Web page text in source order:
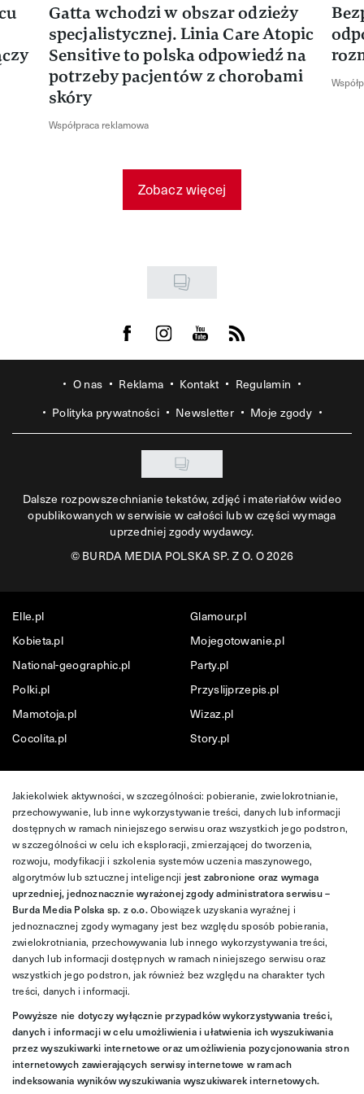
Gatta wchodzi w obszar odzieży
specjalistycznej. Linia Care Atopic
Sensitive to polska odpowiedź na
potrzeby pacjentów z chorobami
skóry
Współpraca reklamowa
Zobacz więcej
Visit us on Facebook
Visit us on Instagram
Visit us on Youtube
Visit us on Rss
O nas Reklama Kontakt
Regulamin
Polityka prywatności
Newsletter Moje zgody
Dalsze rozpowszechnianie tekstów, zdjęć i materiałów wideo
opublikowanych w serwisie w całości lub w części wymaga
uprzedniej zgody wydawcy.
©BURDA MEDIA POLSKA SP. Z O. O 2026
Elle.pl
Glamour.pl
Kobieta.pl
Mojegotowanie.pl
National-geographic.pl
Party.pl
Polki.pl
Przyslijprzepis.pl
Mamotoja.pl
Wizaz.pl
Cocolita.pl
Story.pl
Jakiekolwiek aktywności, w szczególności: pobieranie, zwielokrotnianie,
przechowywanie, lub inne wykorzystywanie treści, danych lub informacji
dostępnych w ramach niniejszego serwisu oraz wszystkich jego podstron,
w szczególności w celu ich eksploracji, zmierzającej do tworzenia,
rozwoju, modyfikacji i szkolenia systemów uczenia maszynowego,
algorytmów lub sztucznej inteligencji jest zabronione oraz wymaga
uprzedniej, jednoznacznie wyrażonej zgody administratora serwisu –
Burda Media Polska sp. z o.o.Obowiązek uzyskania wyraźnej i
jednoznacznej zgody wymagany jest bez względu sposób pobierania,
zwielokrotniania, przechowywania lub innego wykorzystywania treści,
danych lub informacji dostępnych w ramach niniejszego serwisu oraz
wszystkich jego podstron, jak również bez względu na charakter tych
treści, danych i informacji.
Powyższe nie dotyczy wyłącznie przypadków wykorzystywania treści,
danych i informacji w celu umożliwienia i ułatwienia ich wyszukiwania
przez wyszukiwarki internetowe oraz umożliwienia pozycjonowania stron
internetowych zawierających serwisy internetowe w ramach
indeksowania wyników wyszukiwania wyszukiwarek internetowych.